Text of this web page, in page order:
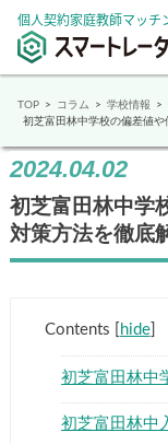
個人契約家庭教師マッチ
TOP コラム 学校情報
初芝富田林中学校の偏差値や
2024.04.02
初芝富田林中学
対策方法を徹底
Contents hide]
初芝富田林中
初芝富田林中